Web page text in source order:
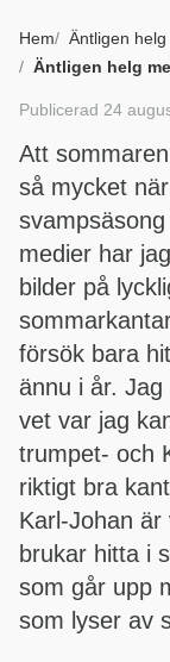
Hem
Äntligen helg
Äntligen helg
Publicerad 24
Att
så mycket
medier har
bilder på
försök bara
ännu i år.
vet var jag
trumpet- och
riktigt bra
Karl-Johan
brukar hitta i
som går upp
som lyser av